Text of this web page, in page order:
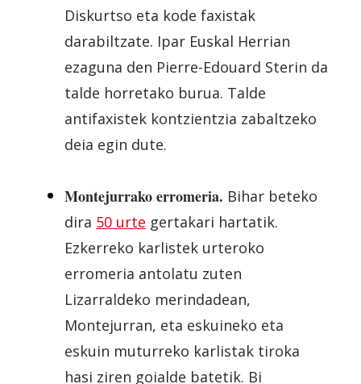
Diskurtso eta kode faxistak
darabiltzate. Ipar Euskal Herrian
ezaguna den Pierre-Edouard Sterin da
talde horretako burua. Talde
antifaxistek kontzientzia zabaltzeko
deia egin dute.
Montejurrako erromeria. Bihar beteko
dira 50 urte gertakari hartatik.
Ezkerreko karlistek urteroko
erromeria antolatu zuten
Lizarraldeko merindadean,
Montejurran, eta eskuineko eta
eskuin muturreko karlistak tiroka
hasi ziren goialde batetik. Bi